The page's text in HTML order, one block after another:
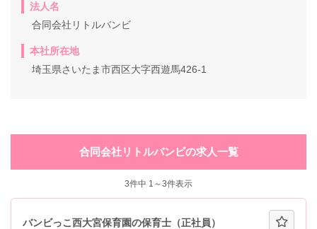
法人名
合同会社リトルバンビ
本社所在地
埼玉県さいたま市西区大字西遊馬426-1
合同会社リトルバンビの求人一覧
3件中 1～3件表示
バンビっこ西大宮保育園の保育士（正社員）